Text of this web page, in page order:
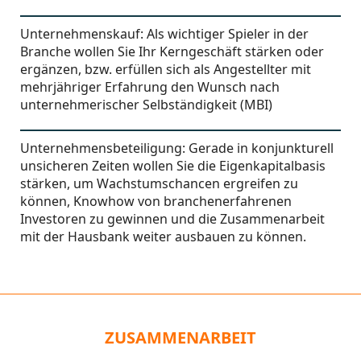
Unternehmenskauf: Als wichtiger Spieler in der
Branche wollen Sie Ihr Kerngeschäft stärken oder
ergänzen, bzw. erfüllen sich als Angestellter mit
mehrjähriger Erfahrung den Wunsch nach
unternehmerischer Selbständigkeit (MBI)
Unternehmensbeteiligung: Gerade in konjunkturell
unsicheren Zeiten wollen Sie die Eigenkapitalbasis
stärken, um Wachstumschancen ergreifen zu
können, Knowhow von branchenerfahrenen
Investoren zu gewinnen und die Zusammenarbeit
mit der Hausbank weiter ausbauen zu können.
ZUSAMMENARBEIT